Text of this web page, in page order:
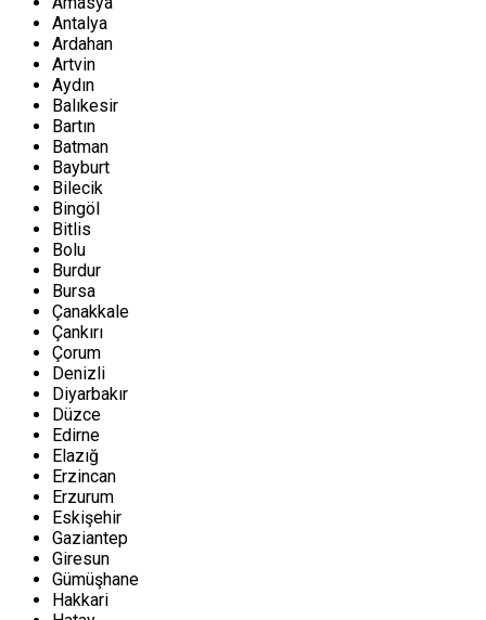
Antalya
Ardahan
Artvin
Aydın
Balıkesir
Bartın
Batman
Bayburt
Bilecik
Bingöl
Bitlis
Bolu
Burdur
Bursa
Çanakkale
Çankırı
Çorum
Denizli
Diyarbakır
Düzce
Edirne
Elazığ
Erzincan
Erzurum
Eskişehir
Gaziantep
Giresun
Gümüşhane
Hakkari